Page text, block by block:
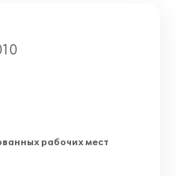
рабочих мест